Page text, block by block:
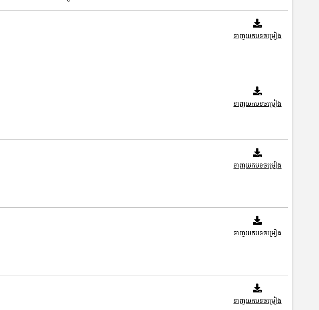
ទាញយកបទចម្រៀង
ទាញយកបទចម្រៀង
ទាញយកបទចម្រៀង
ទាញយកបទចម្រៀង
ទាញយកបទចម្រៀង